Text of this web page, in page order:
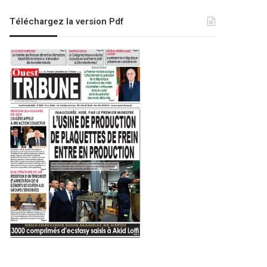
BMS
Fortes pluies sur des
Migration : le Makhzen exploite la souffrance de son peuple comme moyen de chantage
15 mars 2024
Téléchargez la version Pdf